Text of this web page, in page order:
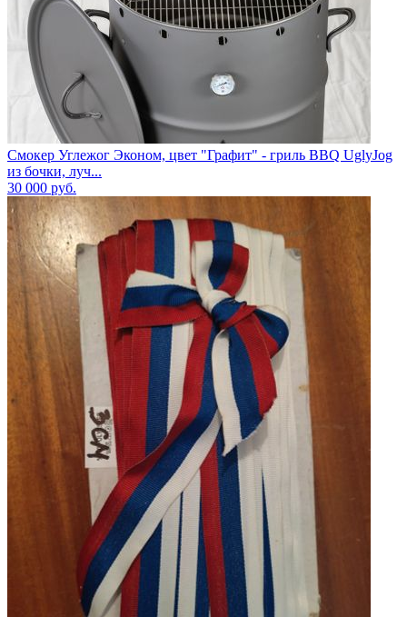
Смокер Углежог Эконом, цвет "Графит" - гриль BBQ UglyJog
из бочки, луч...
30 000 руб.